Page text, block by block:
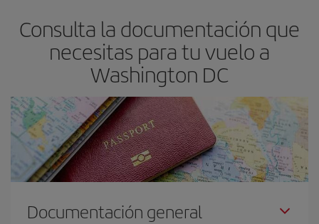
Consulta la documentación que
necesitas para tu vuelo a
Washington DC
Documentación general